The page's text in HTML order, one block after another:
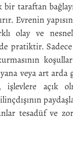
bir taraftan
Evrenin
olay ve
pratiktir.
veya art
açık
tesadüf ve